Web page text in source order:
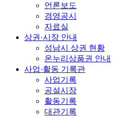
언론보도
경영공시
자료실
상권·시장 안내
성남시 상권 현황
온누리상품권 안내
사업·활동 기록관
사업기록
공설시장
활동기록
대관기록